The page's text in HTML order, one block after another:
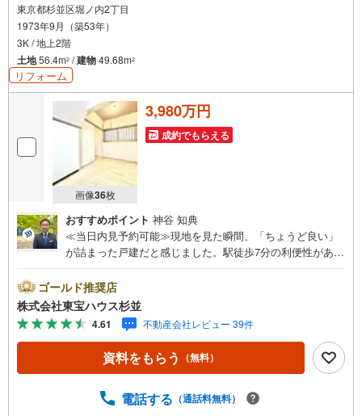
東京都杉並区堀ノ内2丁目
1973年9月（築53年）
3K / 地上2階
土地56.4m2 /建物49.68m2
リフォーム
画像36枚
3,980万円
成約でもらえる
おすすめポイント 神谷 知典
≪当日内見予約可能≫現地を見た瞬間、「ちょうど良い」
が詰まった戸建だと感じました。駅徒歩7分の利便性があり
清潔感があり、初めて見学したのにどこか懐かしく落ち着
く空間です。再建築可能という将来性も魅力の一つ。正
直、写真だけで判断するのはもったいない物件です。現地
に立つと印象が変わる、そんな住まいをぜひご覧くださ
い。・未来を予測し人生設計から始まる「未来カレンダ
ー」のご提案。・未来に起こるであろうご自宅リフォーム
却時、ご自宅を綺麗にかつ瀟洒にさせるCG加工ホームステ
ゴールド推奨店
株式会社東宝ハウス杉並
4.61 不動産会社レビュー 39件
資料をもらう （無料）
電話する （通話料無料）